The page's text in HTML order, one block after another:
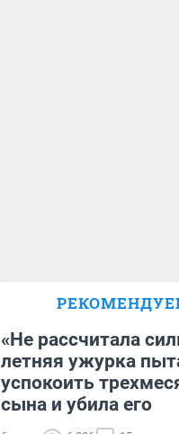
«Не рассчитала
летняя ужурка
успокоить
сына и убила его